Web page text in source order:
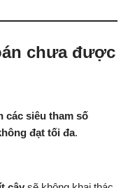
chưa được
siêu tham số
đạt tối đa.